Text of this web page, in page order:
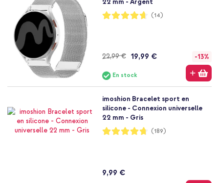
Notation:
93%
(14)
22,99 € 19,99 € -13%
En stock
imoshion Bracelet sport en
silicone - Connexion universelle
22 mm - Gris
Notation:
94%
(189)
9,99 €